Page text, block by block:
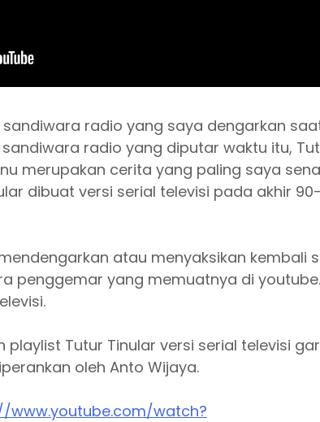
radio yang saya dengarkan
radio yang diputar waktu itu,
merupakan cerita yang paling saya
dibuat versi serial televisi pada akhir
atau menyaksikan kembali
penggemar yang memuatnya di
playlist Tutur Tinular versi serial televisi
oleh Anto Wijaya.
www.youtube.com/watch?